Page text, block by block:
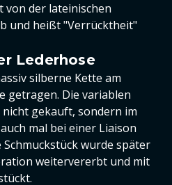
von der lateinischen
und heißt "Verrücktheit"
Lederhose
silberne Kette am
getragen. Die variablen
gekauft, sondern im
mal bei einer Liaison
wurde später
weitervererbt und mit